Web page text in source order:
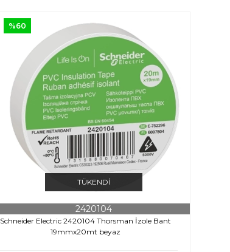
TÜKENDI
Schneider Electric 2420104 Thorsman İzole Bant
19mmx20mt beyaz
2420104
%60